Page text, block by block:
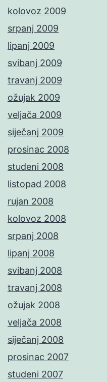
kolovoz 2009
srpanj 2009
lipanj 2009
svibanj 2009
travanj 2009
ožujak 2009
veljača 2009
siječanj 2009
prosinac 2008
studeni 2008
listopad 2008
rujan 2008
kolovoz 2008
srpanj 2008
lipanj 2008
svibanj 2008
travanj 2008
ožujak 2008
veljača 2008
siječanj 2008
prosinac 2007
studeni 2007